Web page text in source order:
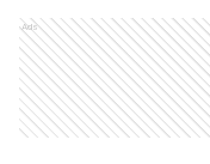
Ads